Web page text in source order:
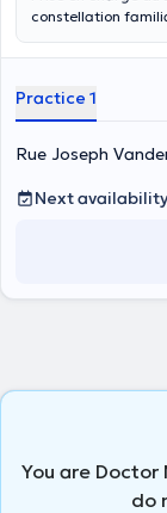
constellation
Practice 1
Rue Joseph
Next availability
You are
do